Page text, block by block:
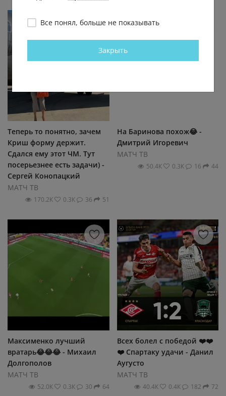
Теперь то понятно, зачем
Криш форму держит.
Сдался ему этот ЧМ. Тут
посерьезнее есть задачи) -
Сергей Конопацкий
МАТЧ ТВ
170.2К 0.3К 36 51
На Баринова похож😂 -
Дмитрий Игоревич
МАТЧ ТВ
50.4К 0.3К 16 44
Максименко лучший
вратарь😂😂😂 - Михаил
Долгополов
МАТЧ ТВ
52.0К 0.3К 30 64
Всех болел с победой ❤️❤️
❤️ Спартаку удачи - Данил
Аугусто
МАТЧ ТВ
40.4К 0.4К 182 72
Все понял, больше не показывать
Закрыть